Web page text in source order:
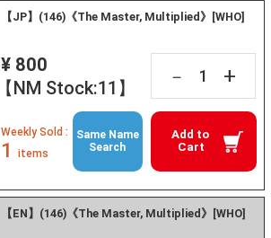
【JP】(146)《The Master, Multiplied》[WHO]
¥ 800
【NM Stock:11】
－ +
Add to
Cart
Weekly Sold :
1 items
Same Name
Search
【EN】(146)《The Master, Multiplied》[WHO]